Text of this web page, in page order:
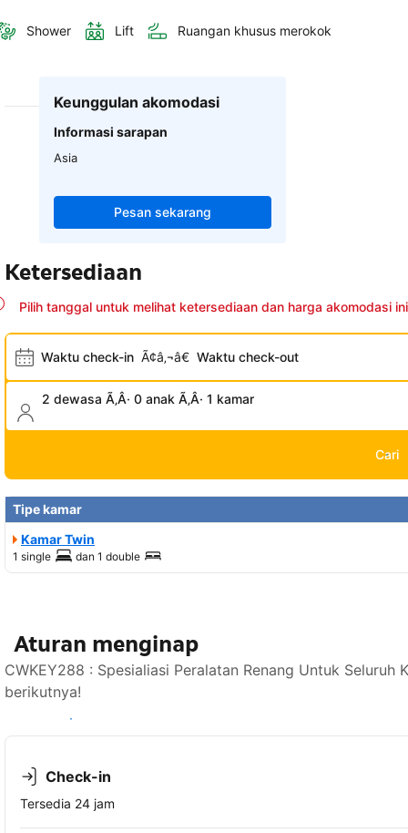
Shower Lift Ruangan khusus merokok
Keunggulan akomodasi
Informasi sarapan
Asia
Pesan sekarang
Ketersediaan
Pilih tanggal untuk melihat ketersediaan dan harga akomodasi ini
Waktu check-in Ã¢â‚¬â€ Waktu check-out
2 dewasa Ã‚Â· 0 anak Ã‚Â· 1 kamar
Cari
Tipe kamar
Kamar Twin
1 single dan 1 double
Aturan menginap
CWKEY288 : Spesialiasi Peralatan Renang Untuk
berikutnya!
Lihat ketersediaan
Check-in
Tersedia 24 jam